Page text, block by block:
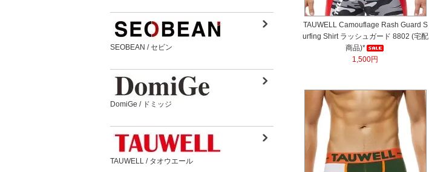
TAUWELL Camouflage Rash Guard S
urfing Shirt ラッシュガード 8802 (宅配
商品)*
1,500円
SEOBEAN / セビン
DomiGe / ドミッジ
TAUWELL / タオウエール